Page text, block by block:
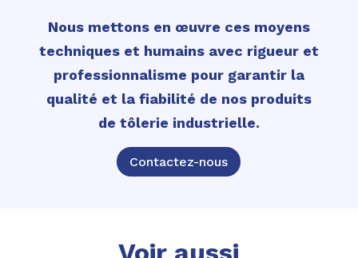
Nous mettons en œuvre ces moyens
techniques et humains avec rigueur et
professionnalisme pour garantir la
qualité et la fiabilité de nos produits
de tôlerie industrielle.
Contactez-nous